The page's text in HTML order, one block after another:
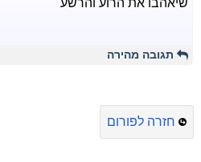
שיאהבו את הרוע והרשע
תגובה מהירה
חזרה לפורום